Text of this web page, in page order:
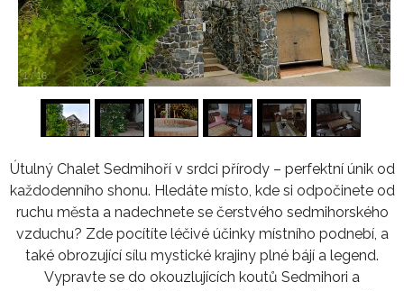
1/16
Útulný Chalet Sedmihoří v srdci přírody – perfektní únik od
každodenního shonu. Hledáte místo, kde si odpočinete od
ruchu města a nadechnete se čerstvého sedmihorského
vzduchu? Zde pocítíte léčivé účinky místního podnebí, a
také obrozující sílu mystické krajiny plné bájí a legend.
Vypravte se do okouzlujících koutů Sedmihori a